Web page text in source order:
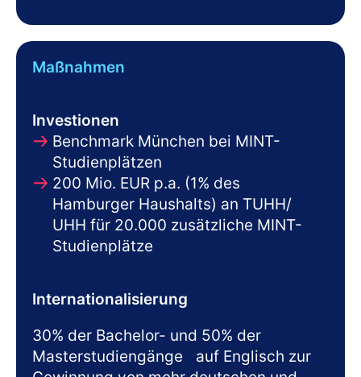
Maßnahmen
Investionen
Benchmark München bei MINT-
Studienplätzen
200 Mio. EUR p.a. (1% des
Hamburger Haushalts) an TUHH/
UHH für 20.000 zusätzliche MINT-
Studienplätze
Internationalisierung
30% der Bachelor- und 50% der
Masterstudiengänge auf Englisch zur